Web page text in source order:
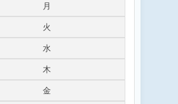
月
火
水
木
金